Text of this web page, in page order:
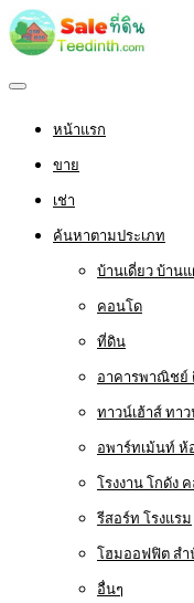
หน้าแรก
ขาย
เช่า
ค้นหาตามประเภท
บ้านเดี่ยว บ้าน
คอนโด
ที่ดิน
อาคารพาณิชย์
ทาวน์เฮ้าส์ ทา
อพาร์ทเม้นท์ ห้
โรงงาน โกดัง
รีสอร์ท โรงแรม
โฮมออฟฟิต สำ
อื่นๆ